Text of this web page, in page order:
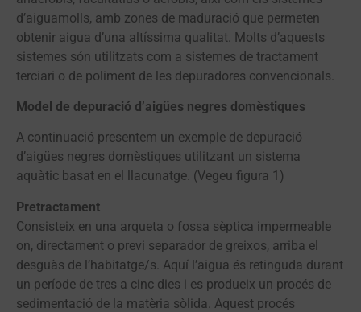
d’aiguamolls, amb zones de maduració que permeten
obtenir aigua d’una altíssima qualitat. Molts d’aquests
sistemes són utilitzats com a sistemes de tractament
terciari o de poliment de les depuradores convencionals.
Model de depuració d’aigües negres domèstiques
A continuació presentem un exemple de depuració
d’aigües negres domèstiques utilitzant un sistema
aquàtic basat en el llacunatge. (Vegeu figura 1)
Pretractament
Consisteix en una arqueta o fossa sèptica impermeable
on, directament o previ separador de greixos, arriba el
desguàs de l’habitatge/s. Aquí l’aigua és retinguda durant
un període de tres a cinc dies i es produeix un procés de
sedimentació de la matèria sòlida. Aquest procés